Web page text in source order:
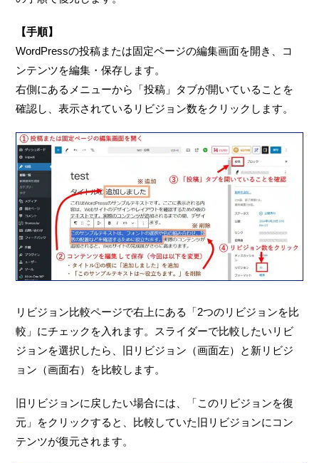
【手順】
WordPressの投稿または固定ページの編集画面を開き、コ
ンテンツを編集・保存します。
右側にあるメニューから「投稿」タブが開いていることを
確認し、表示されているリビジョン数をクリックします。
リビジョン比較ページで右上にある「2つのリビジョンを比
較」にチェックを入れます。スライダーで比較したいリビ
ジョンを選択したら、旧リビジョン（画面左）と新リビジ
ョン（画面右）を比較します。
旧リビジョンに戻したい場合には、「このリビジョンを復
元」をクリックすると、比較していた旧リビジョンにコン
テンツが復元されます。